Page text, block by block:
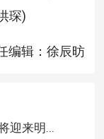
琛)
编辑：徐辰昉
迎来明...